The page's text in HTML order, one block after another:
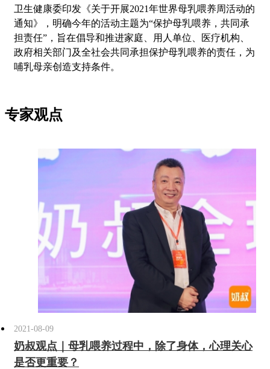
卫生健康委印发《关于开展2021年世界母乳喂养周活动的
通知》，明确今年的活动主题为“保护母乳喂养，共同承
担责任”，旨在倡导和推进家庭、用人单位、医疗机构、
政府相关部门及全社会共同承担保护母乳喂养的责任，为
哺乳母亲创造支持条件。
专家观点
2021-08-09
奶叔观点｜母乳喂养过程中，除了身体，心理关心
是否更重要？